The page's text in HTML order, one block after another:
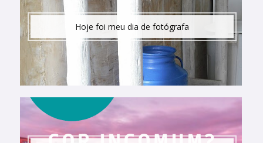
Hoje foi meu dia de fotógrafa